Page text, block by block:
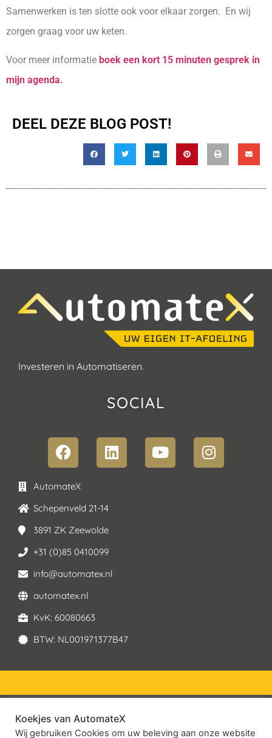
Samenwerken is ten slotte ook voor elkaar zorgen. En wij
zorgen graag voor uw keten.
Voor meer informatie boek een kort 15 minuten gesprek in
mijn agenda.
DEEL DEZE BLOG POST!
Investeren in Automatiseren.
SOCIAL
AutomateX
Schepenveld 21-14
3891 ZK Zeewolde
+31 (0)85 0410099
info@automatex.nl
automatex.nl
KvK: 60080663
BTW: NL001971377B47
© 2026 – AutomateX | All rights reserved
Koekjes van AutomateX
Wij gebruiken Cookies om uw beleving aan onze website